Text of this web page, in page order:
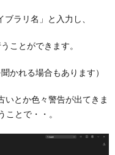
ラリ名」と入力し、
ことができます。
かれる場合もあります）
いとか色々警告が出てきま
とで・・。